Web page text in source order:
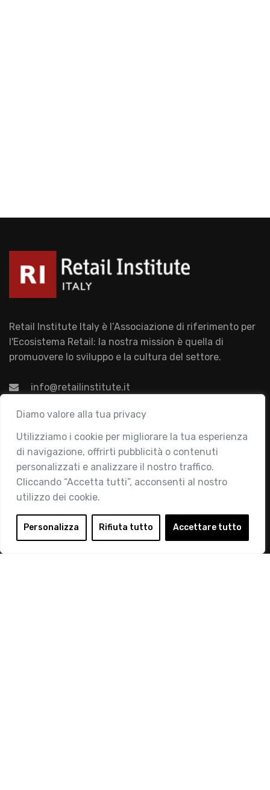
Diamo valore alla tua privacy
Utilizziamo i cookie per migliorare la tua esperienza
di navigazione, offrirti pubblicità o contenuti
personalizzati e analizzare il nostro traffico.
Cliccando “Accetta tutti”, acconsenti al nostro
utilizzo dei cookie.
Personalizza Rifiuta tutto Accettare tutto
Retail Institute Italy è l’Associazione di riferimento per
l'Ecosistema Retail: la nostra mission è quella di
promuovere lo sviluppo e la cultura del settore.
info@retailinstitute.it
Associazione
Chi siamo
Attività
Contatti
Area Riservata
Login
Diventa Socio